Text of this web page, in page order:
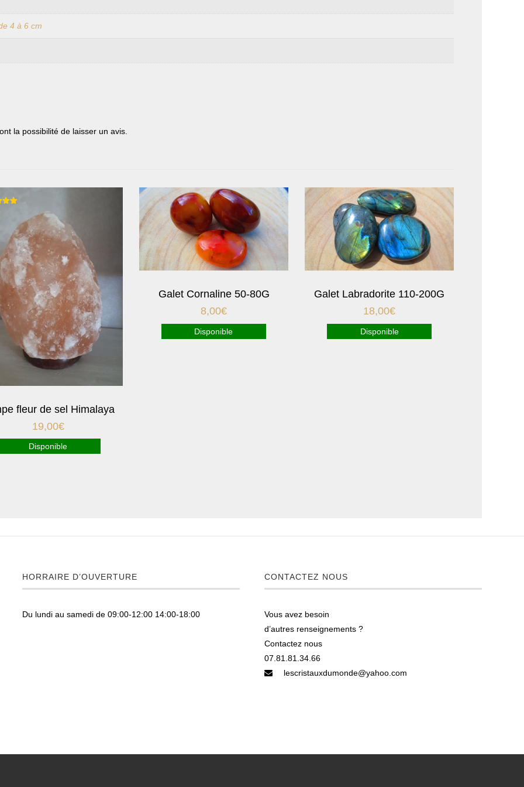
4 à 6 cm
la possibilité de laisser un avis.
fleur de sel Himalaya
19,00€
Disponible
Galet Cornaline 50-80G
8,00€
Disponible
Galet Labradorite 110-200G
18,00€
Disponible
HORRAIRE D’OUVERTURE
Du lundi au samedi de 09:00-12:00 14:00-18:00
CONTACTEZ NOUS
Vous avez besoin
d’autres renseignements ?
Contactez nous
07.81.81.34.66
lescristauxdumonde@yahoo.com